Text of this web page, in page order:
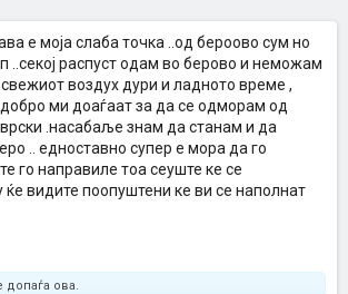
е моја слаба точка ..од бероово сум но
..секој распуст одам во берово и неможам
воздух дури и ладното време ,
ми доаѓаат за да се одморам од
.насабаље знам да станам и да
.. едноставно супер е мора да го
го направиле тоа сеуште ке се
ќе видите поопуштени ке ви се наполнат
допаѓа ова.